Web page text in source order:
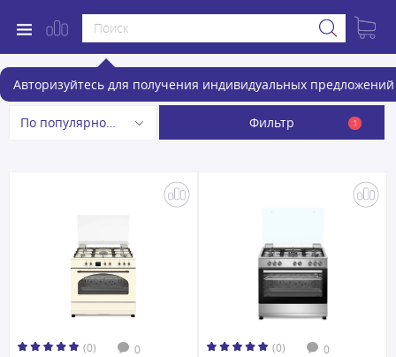
Авторизуйтесь для получения индивидуальных предложений
Комбинированные плиты
По популярности Фильтр 1
(0) 0 (0) 0